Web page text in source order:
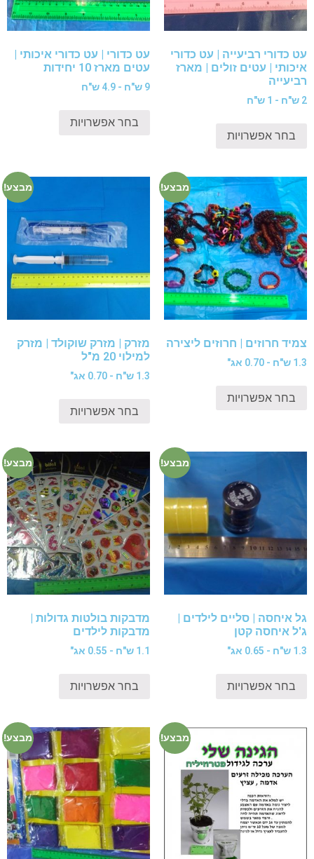
עט כדורי רביעייה | עט כדורי
איכותי | עטים זולים | מארז
רביעייה
2 ש"ח - 1 ש"ח
בחר אפשרויות
עט כדורי | עט כדורי איכותי |
עטים מארז 10 יחידות
9 ש"ח - 4.9 ש"ח
בחר אפשרויות
מבצע!
צמיד חרוזים | חרוזים ליצירה
1.3 ש"ח - 0.70 אג"
בחר אפשרויות
מבצע!
מזרק | מזרק שוקולד | מזרק
למילוי 20 מ"ל
1.3 ש"ח - 0.70 אג"
בחר אפשרויות
מבצע!
גל איחסה | סליים לילדים |
ג'ל איחסה קטן
1.3 ש"ח - 0.65 אג"
בחר אפשרויות
מבצע!
מדבקות בולטות גדולות |
מדבקות לילדים
1.1 ש"ח - 0.55 אג"
בחר אפשרויות
מבצע! מבצע!